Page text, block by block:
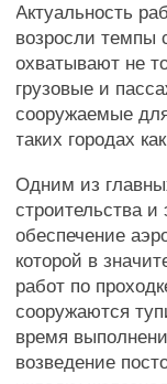
Актуальность
возросли темпы
охватывают не
грузовые и
сооружаемые
таких городах
Одним из
строительства
обеспечение
которой в
работ по
сооружаются
время
возведение